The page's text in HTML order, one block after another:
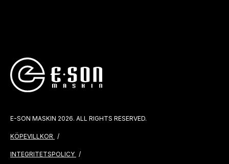
E-SON MASKIN 2026. ALL RIGHTS RESERVED.
KÖPEVILLKOR
INTEGRITETSPOLICY